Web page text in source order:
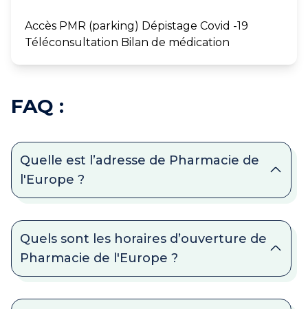
Accès PMR (parking) Dépistage Covid -19
Téléconsultation Bilan de médication
FAQ :
Quelle est l’adresse de Pharmacie de
l'Europe ?
Quels sont les horaires d’ouverture de
Pharmacie de l'Europe ?